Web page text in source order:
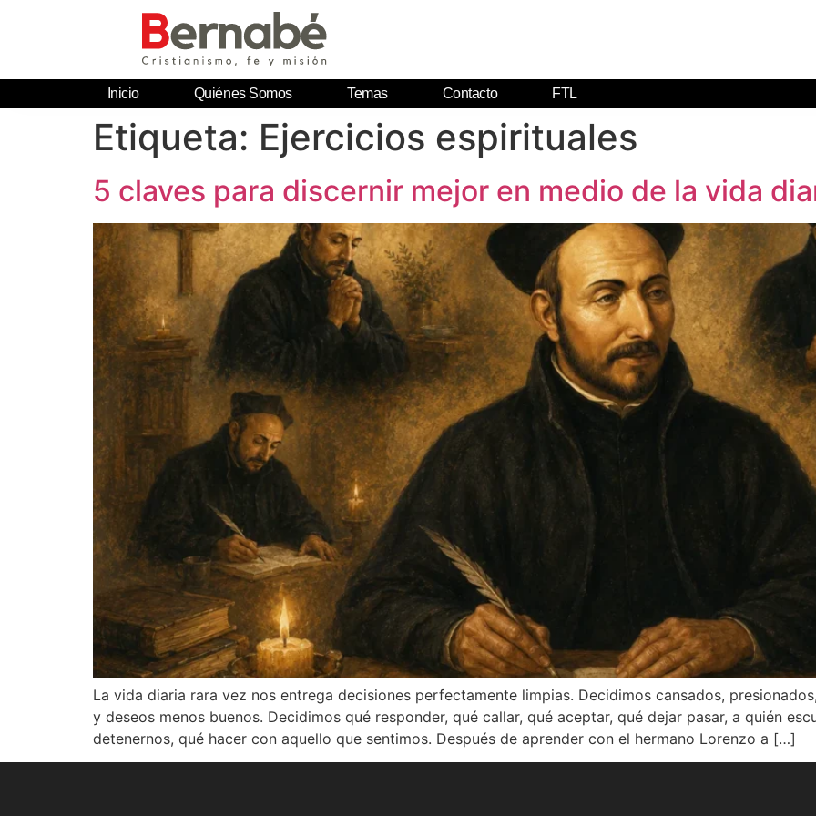
Inicio Quiénes Somos Temas Contacto FTL
Etiqueta: Ejercicios espirituales
5 claves para discernir mejor en medio de la vida
La vida diaria rara vez nos entrega decisiones perfectamente limpias. Decidimos cansados,
y deseos menos buenos. Decidimos qué responder, qué callar, qué aceptar, qué dejar pasar, a quién
detenernos, qué hacer con aquello que sentimos. Después de aprender con el hermano Lorenzo a […]